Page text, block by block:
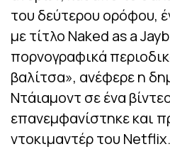
του δεύτερου ορόφου,
με τίτλο Naked as a
πορνογραφικά
βαλίτσα», ανέφερε η
Ντάιαμοντ σε ένα
επανεμφανίστηκε και
ντοκιμαντέρ του Netflix.